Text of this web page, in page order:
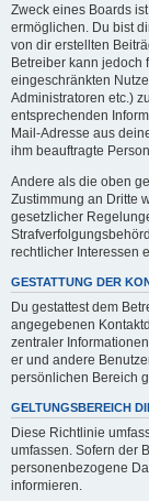
Zweck eines Boards
ermöglichen. Du bist
von dir erstellten
Betreiber kann jedoch
eingeschränkten
Administratoren etc.)
entsprechenden
Mail-Adresse aus
ihm beauftragte
Andere als die oben
Zustimmung an Dritte
gesetzlicher
rechtlicher Interessen
GESTATTUNG DER
Du gestattest dem
angegebenen
zentraler
er und andere
persönlichen Bereich
GELTUNGSBEREICH
Diese Richtlinie
umfassen. Sofern der
personenbezogene
informieren.